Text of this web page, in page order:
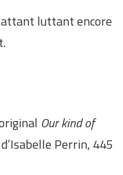
luttant encore
Our kind of
Perrin, 445